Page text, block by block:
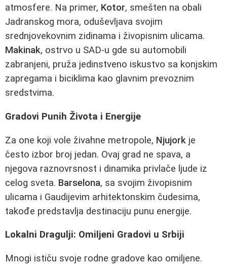
atmosfere. Na primer, Kotor, smešten na obali
Jadranskog mora, oduševljava svojim
srednjovekovnim zidinama i živopisnim ulicama.
Makinak, ostrvo u SAD-u gde su automobili
zabranjeni, pruža jedinstveno iskustvo sa konjskim
zapregama i biciklima kao glavnim prevoznim
sredstvima.
Gradovi Punih Života i Energije
Za one koji vole živahne metropole, Njujork je
često izbor broj jedan. Ovaj grad ne spava, a
njegova raznovrsnost i dinamika privlače ljude iz
celog sveta. Barselona, sa svojim živopisnim
ulicama i Gaudijevim arhitektonskim čudesima,
takođe predstavlja destinaciju punu energije.
Lokalni Dragulji: Omiljeni Gradovi u Srbiji
Mnogi ističu svoje rodne gradove kao omiljene.